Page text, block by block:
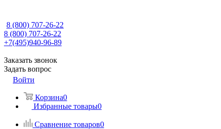
8 (800) 707-26-22
8 (800) 707-26-22
+7(495)940-96-89
Заказать звонок
Задать вопрос
Войти
Корзина0
Избранные товары0
Сравнение товаров0